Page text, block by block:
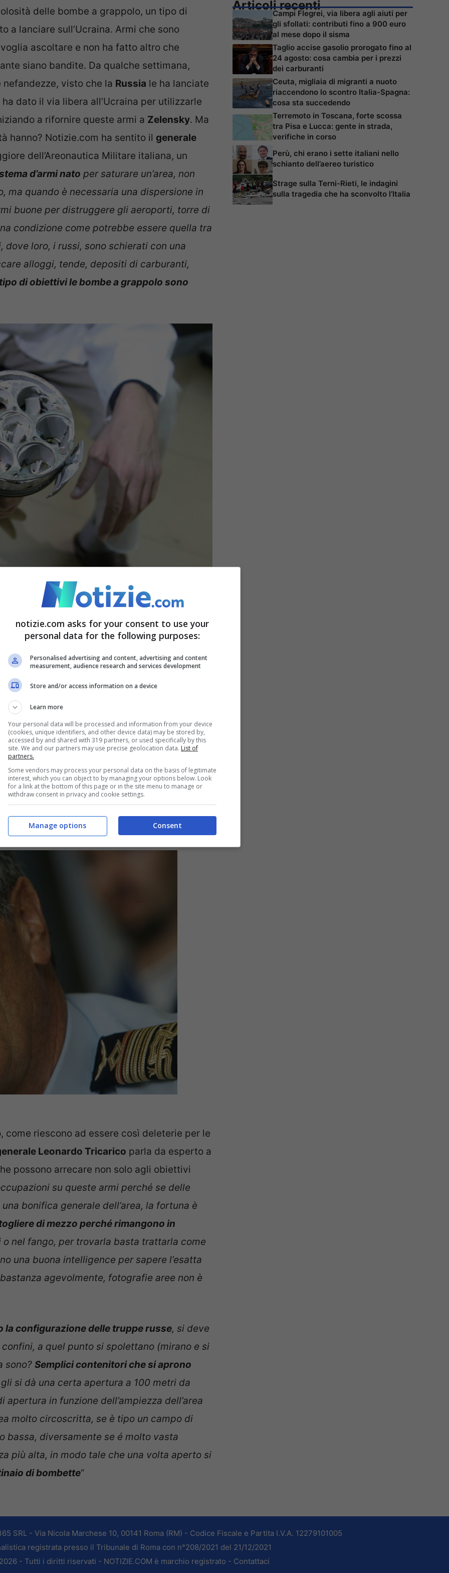
delle bombe a grappolo, un tipo di
a lanciare sull’Ucraina. Armi che sono
ascoltare e non ha fatto altro che
siano bandite. Da qualche settimana,
visto che la Russia le ha lanciate
dato il via libera all’Ucraina per utilizzarle
a rifornire queste armi a Zelensky. Ma
hanno? Notizie.com ha sentito il generale
dell’Areonautica Militare italiana, un
d’armi nato per saturare un’area, non
ma quando è necessaria una dispersione in
buone per distruggere gli aeroporti, torre di
condizione come potrebbe essere quella tra
dove loro, i russi, sono schierati con una
alloggi, tende, depositi di carburanti,
di obiettivi le bombe a grappolo sono
Notizie.com)
bombe a grappolo, ilgenerale Tricarico
“
le hanno bandite, il problema è che una
può andare un bambino, una macchina e
ci sono armi più indegne di queste bombe a
l’unica vera insidia, ma siamo in guerra
genere, non ci dovrebbero essere civili,
bomba inesplosa può uccidere
a lanciarle, ma solo nel
spiegare il motivo…”
riescono ad essere così deleterie per le
Leonardo Tricarico parla da esperto a
possono arrecare non solo agli obiettivi
su queste armi perché se delle
bonifica generale dell’area, la fortuna è
di mezzo perché rimangono in
nel fango, per trovarla basta trattarla come
una buona intelligence per sapere l’esatta
agevolmente, fotografie aree non è
la configurazione delle truppe russe, si deve
a quel punto si spolettano (mirano e si
sono? Semplici contenitori che si aprono
gli si dà una certa apertura a 100 metri da
in funzione dell’ampiezza dell’area
molto circoscritta, se è tipo un campo di
bassa, diversamente se é molto vasta
più alta, in modo tale che una volta aperto si
di bombette“
Articoli recenti
Campi Flegrei, via libera agli aiuti per
gli sfollati: contributi fino a 900 euro
al mese dopo il sisma
Taglio accise gasolio prorogato fino al
24 agosto: cosa cambia per i prezzi
dei carburanti
Ceuta, migliaia di migranti a nuoto
riaccendono lo scontro Italia-Spagna:
cosa sta succedendo
Terremoto in Toscana, forte scossa
tra Pisa e Lucca: gente in strada,
verifiche in corso
Perù, chi erano i sette italiani nello
schianto dell’aereo turistico
Strage sulla Terni-Rieti, le indagini
sulla tragedia che ha sconvolto l’Italia
SRL - Via Nicola Marchese 10, 00141 Roma (RM) - Codice Fiscale e Partita I.V.A. 12279101005
registrata presso il Tribunale di Roma con n°208/2021 del 21/12/2021
- Tutti i diritti riservati - NOTIZIE.COM è marchio registrato - Contattaci
notizie.com asks for your consent to use your
personal data for the following purposes:
Personalised advertising and content, advertising and content
measurement, audience research and services development
Store and/or access information on a device
Learn more
Your personal data will be processed and information from your device
(cookies, unique identifiers, and other device data) may be stored by,
accessed by and shared with 319 partners, or used specifically by this
site. We and our partners may use precise geolocation data. List of
partners.
Some vendors may process your personal data on the basis of legitimate
interest, which you can object to by managing your options below. Look
for a link at the bottom of this page or in the site menu to manage or
withdraw consent in privacy and cookie settings.
Consent
Manage options